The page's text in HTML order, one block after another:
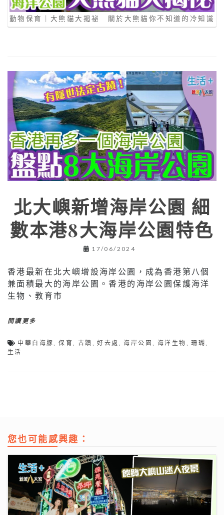
動物保育｜大熊貓大揭祕 關於大熊貓你不知道的冷知識
北大嶼新增海岸公園 細
數本港8大海岸公園特色
17/06/2024
香港最新在北大嶼增設海岸公園，成為香港第八個
兼面積最大的海岸公園。香港的海岸公園保護海洋
生物、教育市
閱讀更多
中華白海豚 ,保育 古蹟 ,好去處 ,海岸公園 海洋生物 ,珊瑚
生活
您也可能感興趣：